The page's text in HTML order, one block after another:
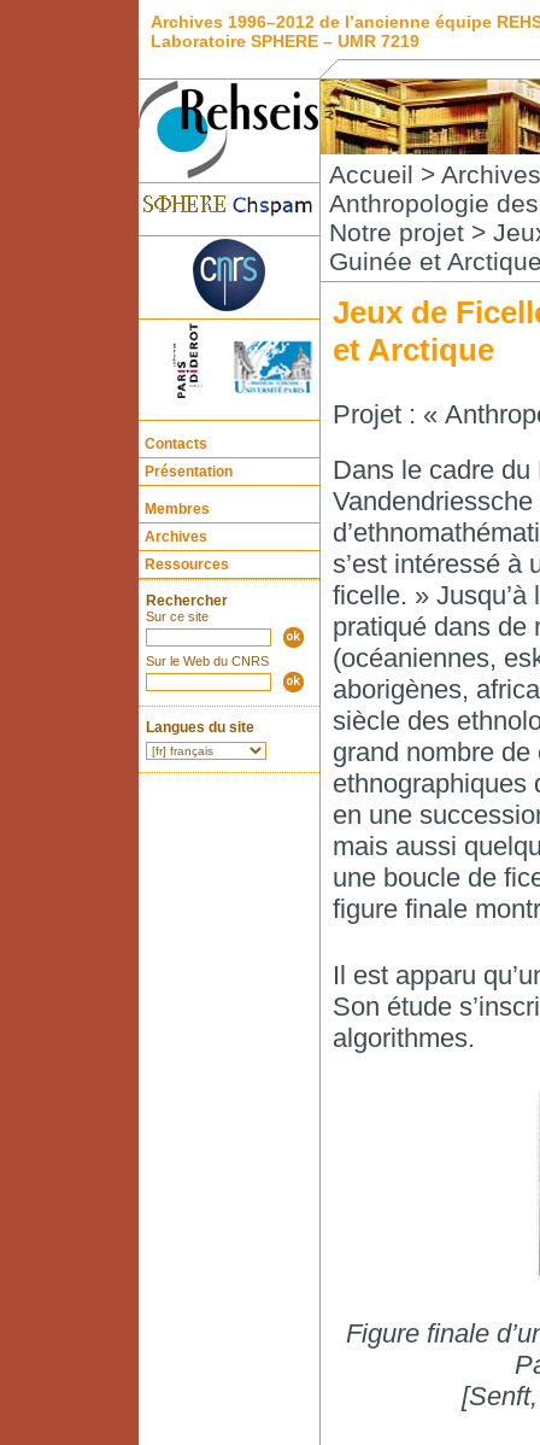
Archives 1996–2012 de l’ancienne équipe
Laboratoire SPHERE – UMR 7219
Contacts
Présentation
Membres
Archives
Ressources
Rechercher
Sur ce site
Sur le Web du CNRS
Langues du site
Accueil > Archives
Anthropologie
Notre projet>
Guinée et
Jeux de
et Arctique
Projet : «
Dans le cadre du
s’est intéressé à
ficelle. »
pratiqué dans de
(océaniennes,
aborigènes,
siècle des
grand nombre de
ethnographiques
en une
mais aussi
une boucle de
figure finale
Il est apparu
Son étude
algorithmes.
Figure finale